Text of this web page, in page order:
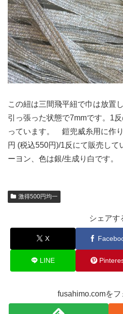
この紐は三間飛平紐で巾は放置
引っ張った状態で7mmです。1
っています。 鎧兜威糸用に作
円 (税込550円)/1反にて販売して
ーヨン、色は銀/生成り白です。
激得500円均一
シェアす
X
LINE
fusahimo.comをフ